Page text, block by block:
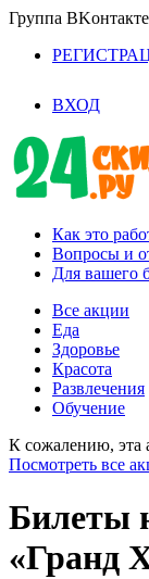
Группа
ВХОД
Как это
Вопросы и
Для вашего
Все акции
Еда
Здоровье
Красота
Развлечения
Обучение
К сожалению, эта
Посмотреть все
Билеты
«Гранд